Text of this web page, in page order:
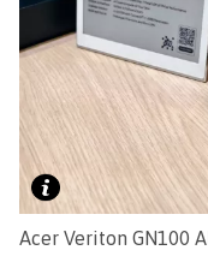
Acer Veriton GN100 AI